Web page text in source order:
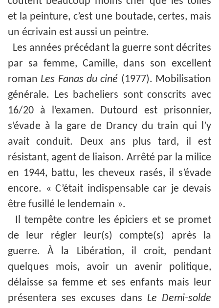
et la peinture, c’est une boutade, certes, mais
un écrivain est aussi un peintre.
Les années précédant la guerre sont décrites
par sa femme, Camille, dans son excellent
roman Les Fanas du ciné (1977). Mobilisation
générale. Les bacheliers sont conscrits avec
16/20 à l’examen. Dutourd est prisonnier,
s’évade à la gare de Drancy du train qui l’y
avait conduit. Deux ans plus tard, il est
résistant, agent de liaison. Arrêté par la milice
en 1944, battu, les cheveux rasés, il s’évade
encore. « C’était indispensable car je devais
être fusillé le lendemain ».
Il tempête contre les épiciers et se promet
de leur régler leur(s) compte(s) après la
guerre. À la Libération, il croit, pendant
quelques mois, avoir un avenir politique,
délaisse sa femme et ses enfants mais leur
présentera ses excuses dans Le Demi-solde